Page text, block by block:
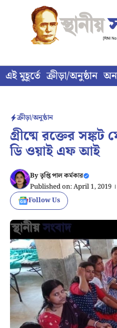
content
এই মুহূর্তে ক্রীড়া/অনুষ্ঠান
ক্রীড়া/অনুষ্ঠান
গ্রীষ্মে রক্তের
ডি ওয়াই এফ আই
Byতৃপ্তি পাল কর্মকার
Published on: April 1, 2019
Follow Us